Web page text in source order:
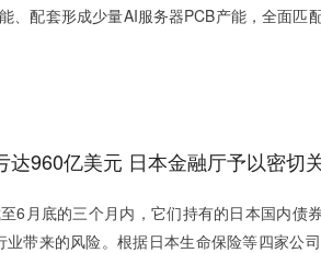
、配套形成少量AI服务器PCB产能，全面匹
达960亿美元 日本金融厅予以密切
6月底的三个月内，它们持有的日本国内债
带来的风险。根据日本生命保险等四家公